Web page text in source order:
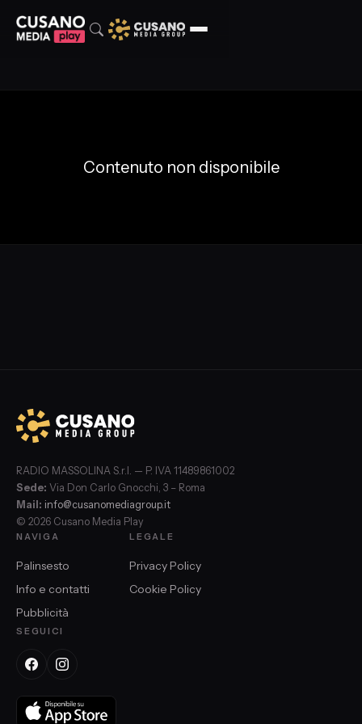
Contenuto non disponibile
RADIO MASSOLINA S.r.l. — P. IVA 11489861002
Sede: Via Don Carlo Gnocchi, 3 – Roma
Mail: info@cusanomediagroup.it
© 2026 Cusano Media Play
NAVIGA
Palinsesto
Info e contatti
Pubblicità
LEGALE
Privacy Policy
Cookie Policy
SEGUICI